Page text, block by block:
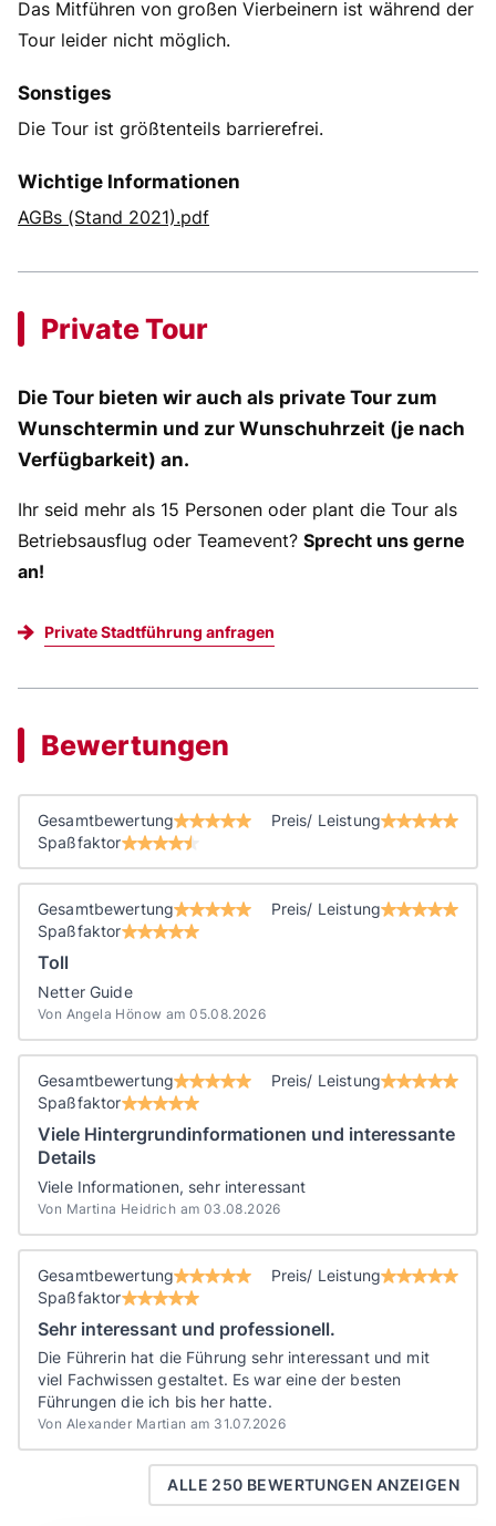
Das Mitführen von großen Vierbeinern ist während der
Tour leider nicht möglich.
Sonstiges
Die Tour ist größtenteils barrierefrei.
Wichtige Informationen
AGBs (Stand 2021).pdf
Private Tour
Die Tour bieten wir auch als private Tour zum
Wunschtermin und zur Wunschuhrzeit (je nach
Verfügbarkeit) an.
Ihr seid mehr als 15 Personen oder plant die Tour als
Betriebsausflug oder Teamevent? Sprecht uns gerne
an!
Private Stadtführung anfragen
Bewertungen
Gesamtbewertung
Preis/ Leistung
Spaßfaktor
Gesamtbewertung
Preis/ Leistung
Spaßfaktor
Toll
Netter Guide
Von Angela Hönow am 05.08.2026
Gesamtbewertung
Preis/ Leistung
Spaßfaktor
Viele Hintergrundinformationen und interessante
Details
Viele Informationen, sehr interessant
Von Martina Heidrich am 03.08.2026
Gesamtbewertung
Preis/ Leistung
Spaßfaktor
Sehr interessant und professionell.
Die Führerin hat die Führung sehr interessant und mit
viel Fachwissen gestaltet. Es war eine der besten
Führungen die ich bis her hatte.
Von Alexander Martian am 31.07.2026
ALLE 250 BEWERTUNGEN ANZEIGEN